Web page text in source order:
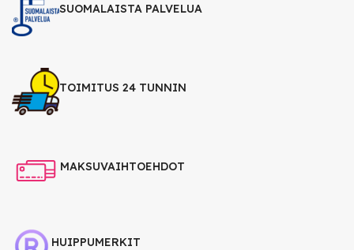
SUOMALAISTA PALVELUA
TOIMITUS 24 TUNNIN
MAKSUVAIHTOEHDOT
HUIPPUMERKIT